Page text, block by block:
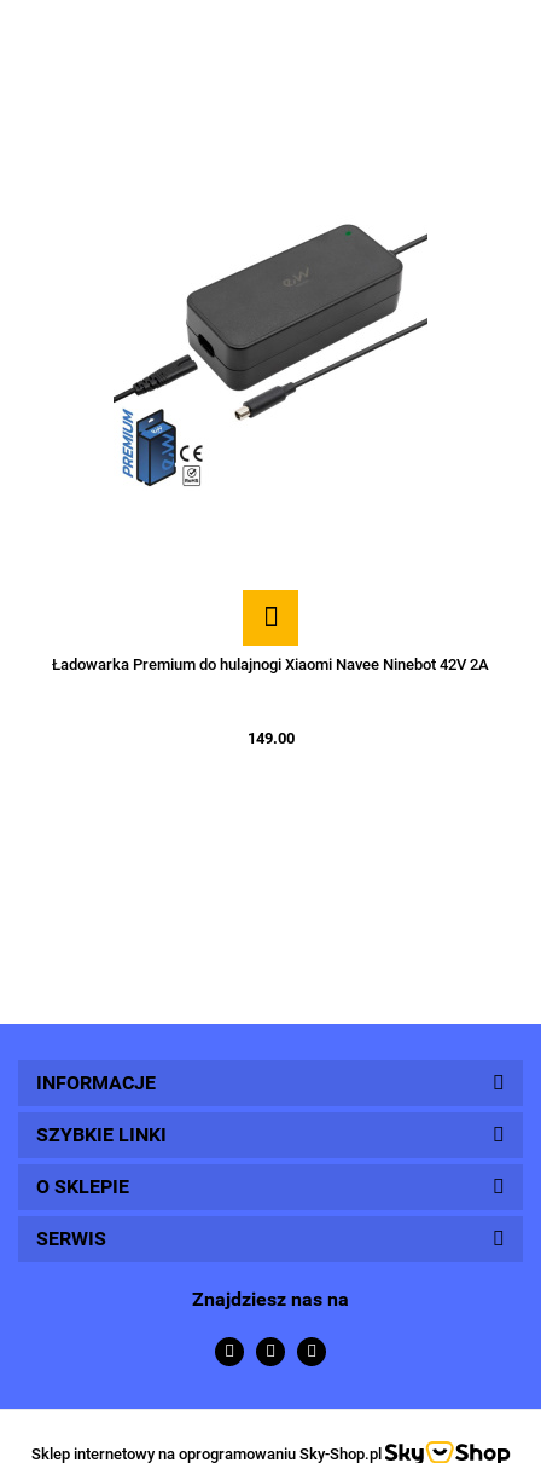
Ładowarka Premium do hulajnogi Xiaomi Navee Ninebot 42V 2A
149.00
INFORMACJE
SZYBKIE LINKI
O SKLEPIE
SERWIS
Znajdziesz nas na
Sklep internetowy na oprogramowaniu Sky-Shop.pl